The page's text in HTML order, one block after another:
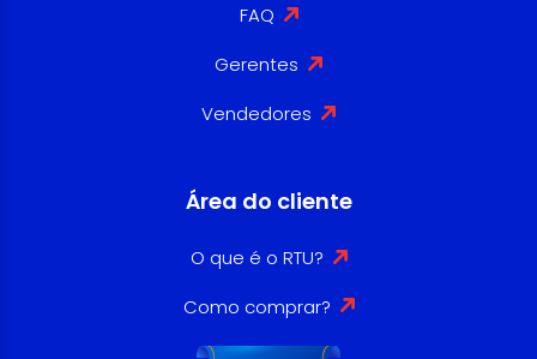
FAQ
Gerentes
Vendedores
Área do cliente
O que é o RTU?
Como comprar?